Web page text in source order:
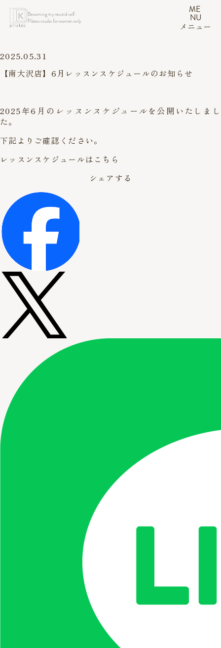
Becoming my neutral self.
Pilates studio for women only.
ME
NU
メニュー
2025.05.31
【南大沢店】6月レッスンスケジュールのお知らせ
2025年6月の レッスンスケジュールを公開いたしまし
た。
下記よりご確認ください。
レッスンスケジュールはこちら
シェアする